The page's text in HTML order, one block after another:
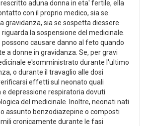
aduna donna in eta' fertile, ella
con il proprio medico, sia se
gravidanza, sia se sospetta diessere
la sospensione del medicinale.
causare danno al feto quando
a donne in gravidanza. Se, per gravi
e'somministrato durante l'ultimo
o durante il travaglio alle dosi
effetti sul neonato quali
depressione respiratoria dovuti
del medicinale. Inoltre, neonati nati
assunto benzodiazepine o composti
cronicamente durante le fasi